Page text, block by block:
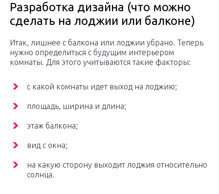
Разработка дизайна (что можно
сделать на лоджии или балконе)
Итак, лишнее с балкона или лоджии убрано. Теперь
нужно определиться с будущим интерьером
комнаты. Для этого учитываются такие факторы:
с какой комнаты идет выход на лоджию;
площадь, ширина и длина;
этаж балкона;
вид с окна;
на какую сторону выходит лоджия относительно
солнца.